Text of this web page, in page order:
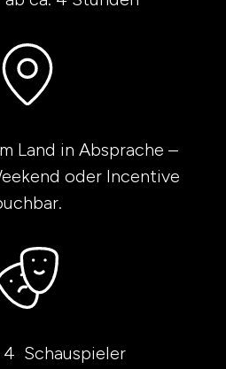
Land in Absprache –
oder Incentive
Schauspieler